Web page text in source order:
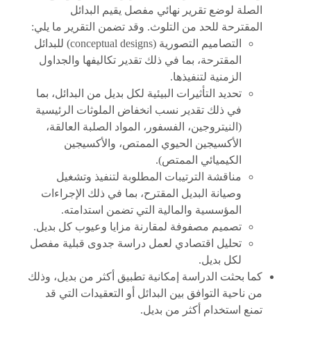
الصلة لوضع تقرير نهائي مفصل يقيم البدائل
المقترحة للحد من التلوث. وقد تضمن التقرير ما يلي:
التصاميم التصورية (conceptual designs) للبدائل
المقترحة، بما في ذلك تقدير تكاليفها والجداول
الزمنية لتنفيذها.
تحديد التأثيرات البيئية لكل بديل من البدائل، بما
في ذلك تقدير نسب انخفاض الملوثات الرئيسية
(النيتروجين، الفسفور، المواد الصلبة العالقة،
الأكسيجين الحيوي الممتص، والأكسيجين
الكيميائي الممتص).
مناقشة الترتيبات المطلوبة لتنفيذ وتشغيل
وصيانة البديل المقترح، بما في ذلك الإجراءات
المؤسسية والمالية التي تضمن استدامته.
تصميم مصفوفة لمقارنة مزايا وعيوب كل بديل.
تحليل اقتصادي لعمل دراسة جدوى قبلية مفصل
لكل بديل.
كما بحثت الدراسة إمكانية تطبيق أكثر من بديل، وذلك
من ناحية التوافق بين البدائل أو التعقيدات التي قد
تمنع استخدام أكثر من بديل.